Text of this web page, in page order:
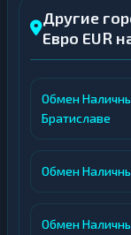
Другие
Евро EUR
Обмен
Братиславе
Обмен
Обмен